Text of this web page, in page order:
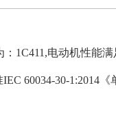
1C411,电动机性能满
IEC 60034-30-1:2014